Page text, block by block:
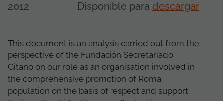
2012 Disponible para descargar
This document is an analysis carried out from the
perspective of the Fundación Secretariado
Gitano on our role as an organisation involved in
the comprehensive promotion of Roma
population on the basis of respect and support